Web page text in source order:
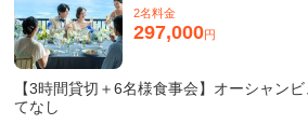
2名料金
297,000円
【3時間貸切＋6名様食事会】オーシャン
てなし